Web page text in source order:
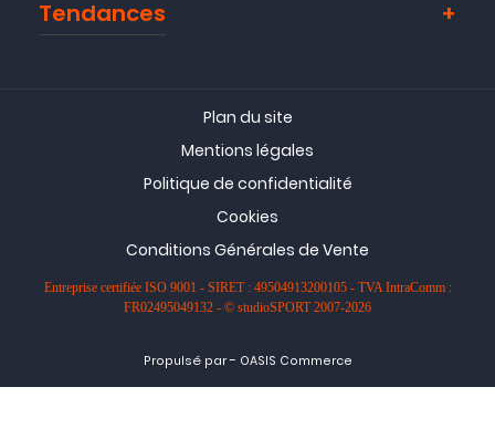
Tendances
Plan du site
Mentions légales
Politique de confidentialité
Cookies
Conditions Générales de Vente
Entreprise certifiée ISO 9001 - SIRET : 49504913200105 - TVA IntraComm :
FR02495049132 - © studioSPORT 2007-2026
Propulsé par- OASIS Commerce